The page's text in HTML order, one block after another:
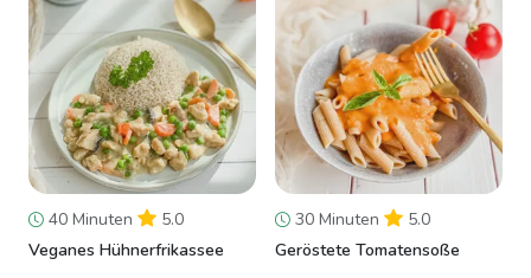
40 Minuten
5.0
Veganes Hühnerfrikassee
30 Minuten
5.0
Geröstete Tomatensoße